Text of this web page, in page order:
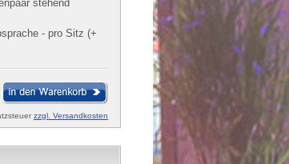
stehend
- pro Sitz (+
zzgl. Versandkosten